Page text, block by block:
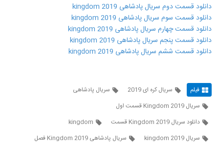
دانلود قسمت دوم سریال پادشاهی kingdom 2019
دانلود قسمت سوم سریال پادشاهی kingdom 2019
دانلود قسمت چهارم سریال پادشاهی kingdom 2019
دانلود قسمت پنجم سریال پادشاهی kingdom 2019
دانلود قسمت ششم سریال پادشاهی kingdom 2019
فیلم سریال کره ای 2019
سریال پادشاهی
سریال Kingdom 2019 قسمت اول
دانلود سریال Kingdom 2019 قسمت
kingdom
سریال kingdom 2019
سریال پادشاهی Kingdom 2019 فصل